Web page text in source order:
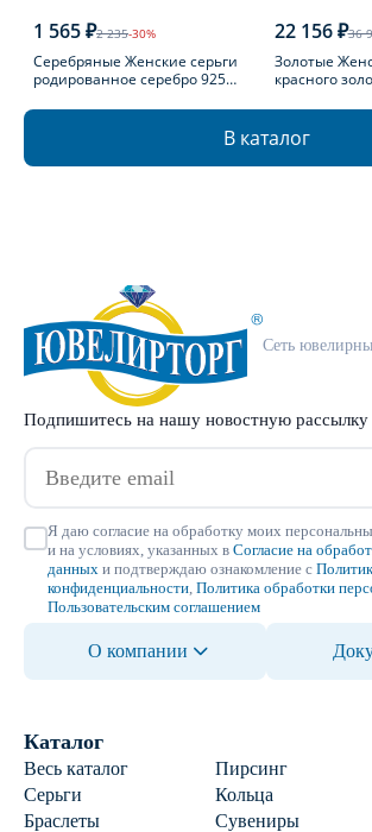
1 565 ₽2 235-30%
Серебряные Женские серьги
родированное серебро 925
22 156 ₽36
Золотые
красного
В каталог
Сеть
Подпишитесь на нашу новостную рассылку
Я даю согласие на обработку моих
и на условиях, указанных в Согласие на
данных и подтверждаю ознакомление с
конфиденциальности Политика обработки
Пользовательским соглашением
О компании
Каталог
Весь каталог
Пирсинг
Серьги
Кольца
Браслеты
Сувениры